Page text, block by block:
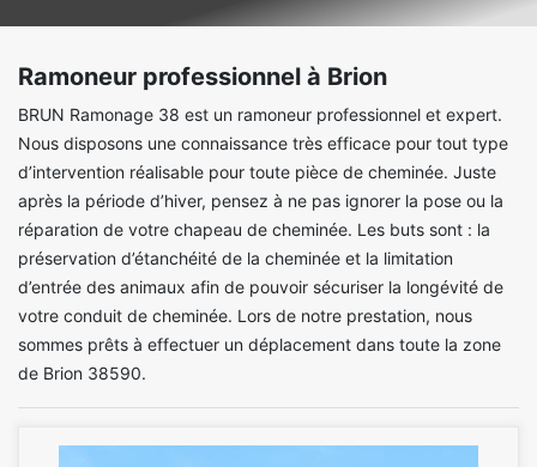
Ramoneur professionnel à Brion
BRUN Ramonage 38 est un ramoneur professionnel et expert.
Nous disposons une connaissance très efficace pour tout type
d’intervention réalisable pour toute pièce de cheminée. Juste
après la période d’hiver, pensez à ne pas ignorer la pose ou la
réparation de votre chapeau de cheminée. Les buts sont : la
préservation d’étanchéité de la cheminée et la limitation
d’entrée des animaux afin de pouvoir sécuriser la longévité de
votre conduit de cheminée. Lors de notre prestation, nous
sommes prêts à effectuer un déplacement dans toute la zone
de Brion 38590.